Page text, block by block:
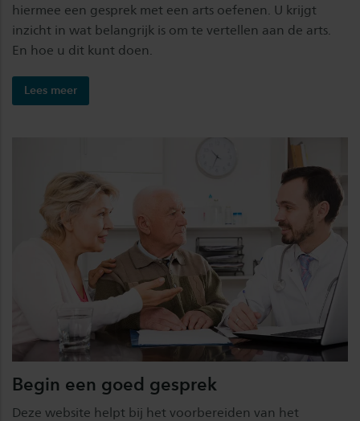
hiermee een gesprek met een arts oefenen. U krijgt
inzicht in wat belangrijk is om te vertellen aan de arts.
En hoe u dit kunt doen.
Lees meer
Begin een goed gesprek
Deze website helpt bij het voorbereiden van het